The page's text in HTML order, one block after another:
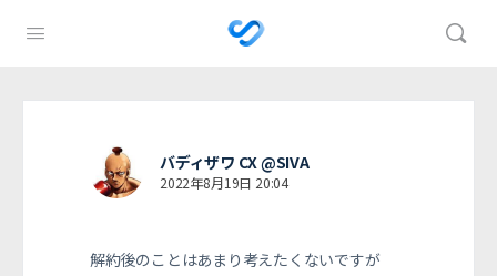
バディザワ CX @SIVA
2022年8月19日 20:04
解約後のことはあまり考えたくないですが